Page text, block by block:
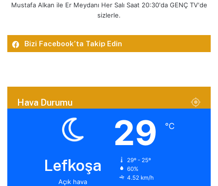
Mustafa Alkan ile Er Meydanı Her Salı Saat 20:30'da GENÇ TV'de
sizlerle.
Bizi Facebook’ta Takip Edin
Hava Durumu
Lefkoşa
Açık hava
29 ℃
29º - 25º
60%
4.52 km/h